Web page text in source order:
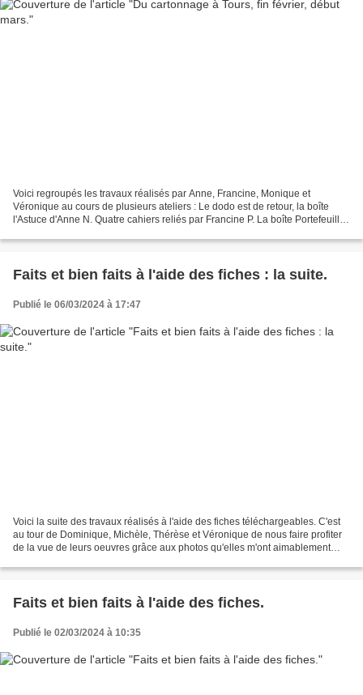
Voici regroupés les travaux réalisés par Anne, Francine, Monique et
Véronique au cours de plusieurs ateliers : Le dodo est de retour, la boîte
l'Astuce d'Anne N. Quatre cahiers reliés par Francine P. La boîte Portefeuilles
Faits et bien faits à l'aide des fiches : la suite.
Publié le 06/03/2024 à 17:47
Voici la suite des travaux réalisés à l'aide des fiches téléchargeables. C'est
au tour de Dominique, Michèle, Thérèse et Véronique de nous faire profiter
de la vue de leurs oeuvres grâce aux photos qu'elles m'ont aimablement
Faits et bien faits à l'aide des fiches.
Publié le 02/03/2024 à 10:35